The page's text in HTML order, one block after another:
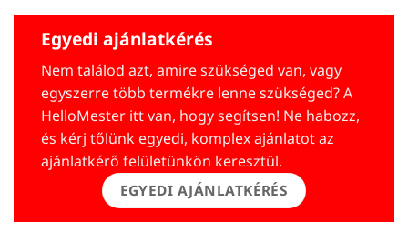
Egyedi ajánlatkérés
Nem találod azt, amire szükséged van, vagy
egyszerre több termékre lenne szükséged? A
HelloMester itt van, hogy segítsen! Ne habozz,
és kérj tőlünk egyedi, komplex ajánlatot az
ajánlatkérő felületünkön keresztül.
EGYEDI AJÁNLATKÉRÉS